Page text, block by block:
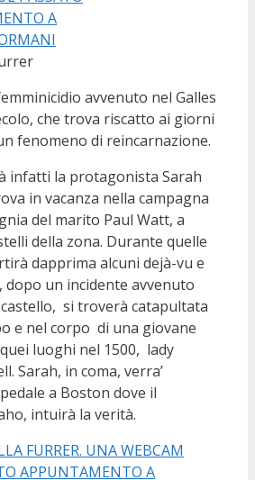
avvenuto nel Galles
che trova riscatto ai giorni
fenomeno di reincarnazione.
infatti la protagonista Sarah
in vacanza nella campagna
del marito Paul Watt, a
della zona. Durante quelle
dapprima alcuni dejà-vu e
dopo un incidente avvenuto
si troverà catapultata
e nel corpo di una giovane
luoghi nel 1500, lady
Sarah, in coma, verra’
a Boston dove il
intuirà la verità.